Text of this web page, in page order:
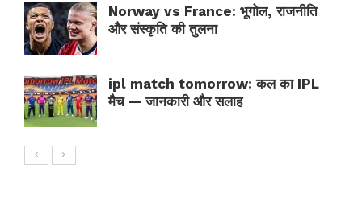
Norway vs France: भूगोल, राजनीति
और संस्कृति की तुलना
ipl match tomorrow: कल का IPL
मैच — जानकारी और सलाह